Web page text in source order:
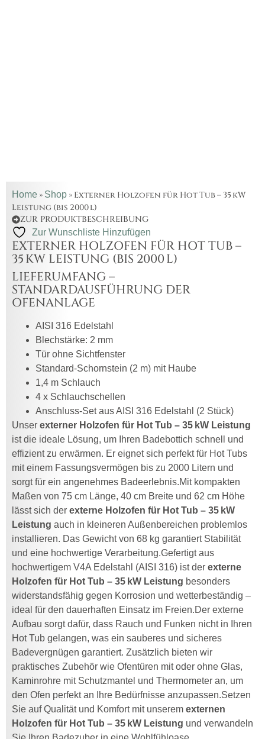
Home » Shop » Externer Holzofen für Hot Tub – 35 kW
Leistung (bis 2000 l)
ZUR PRODUKTBESCHREIBUNG
Zur Wunschliste Hinzufügen
EXTERNER HOLZOFEN FÜR HOT TUB –
35 KW LEISTUNG (BIS 2000 L)
LIEFERUMFANG –
STANDARDAUSFÜHRUNG DER
OFENANLAGE
AISI 316 Edelstahl
Blechstärke: 2 mm
Tür ohne Sichtfenster
Standard-Schornstein (2 m) mit Haube
1,4 m Schlauch
4 x Schlauchschellen
Anschluss-Set aus AISI 316 Edelstahl (2 Stück)
Unser externer Holzofen für Hot Tub – 35 kW Leistung
ist die ideale Lösung, um Ihren Badebottich schnell und
effizient zu erwärmen. Er eignet sich perfekt für Hot Tubs
mit einem Fassungsvermögen bis zu 2000 Litern und
sorgt für ein angenehmes Badeerlebnis.Mit kompakten
Maßen von 75 cm Länge, 40 cm Breite und 62 cm Höhe
lässt sich der externe Holzofen für Hot Tub – 35 kW
Leistung auch in kleineren Außenbereichen problemlos
installieren. Das Gewicht von 68 kg garantiert Stabilität
und eine hochwertige Verarbeitung.Gefertigt aus
hochwertigem V4A Edelstahl (AISI 316) ist der externe
Holzofen für Hot Tub – 35 kW Leistung besonders
widerstandsfähig gegen Korrosion und wetterbeständig –
ideal für den dauerhaften Einsatz im Freien.Der externe
Aufbau sorgt dafür, dass Rauch und Funken nicht in Ihren
Hot Tub gelangen, was ein sauberes und sicheres
Badevergnügen garantiert. Zusätzlich bieten wir
praktisches Zubehör wie Ofentüren mit oder ohne Glas,
Kaminrohre mit Schutzmantel und Thermometer an, um
den Ofen perfekt an Ihre Bedürfnisse anzupassen.Setzen
Sie auf Qualität und Komfort mit unserem externen
Holzofen für Hot Tub – 35 kW Leistung und verwandeln